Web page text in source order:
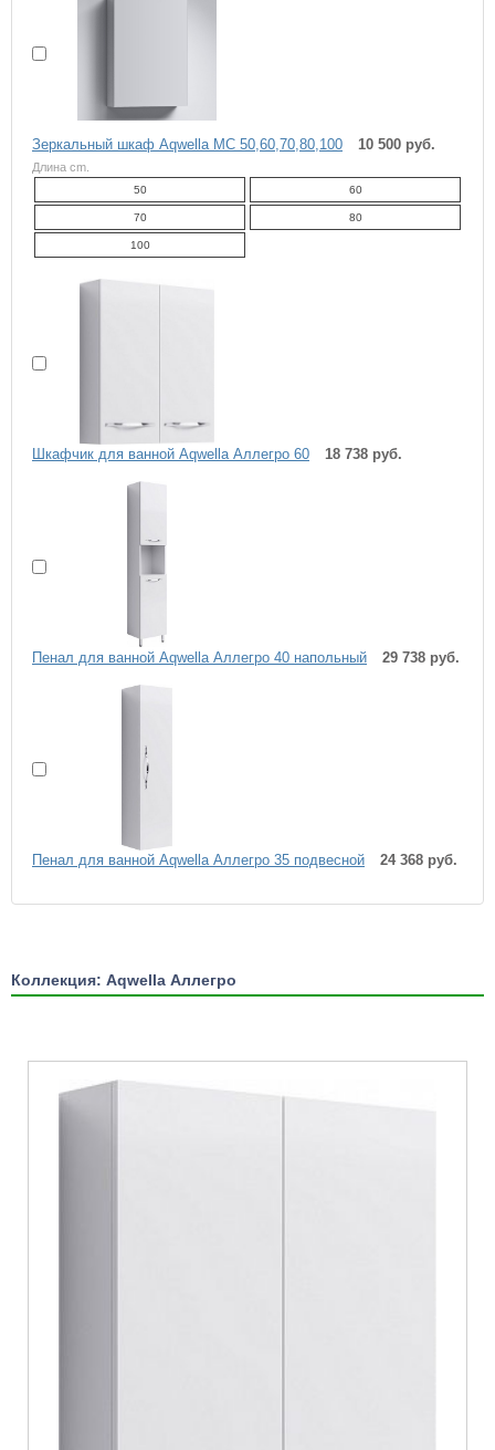
Зеркальный шкаф Aqwella МС 50,60,70,80,100 10 500 руб.
Длина cm.
50 60
70 80
100
Шкафчик для ванной Aqwella Аллегро 60 18 738 руб.
Пенал для ванной Aqwella Аллегро 40 напольный 29 738 руб.
Пенал для ванной Aqwella Аллегро 35 подвесной 24 368 руб.
Коллекция: Aqwella Аллегро